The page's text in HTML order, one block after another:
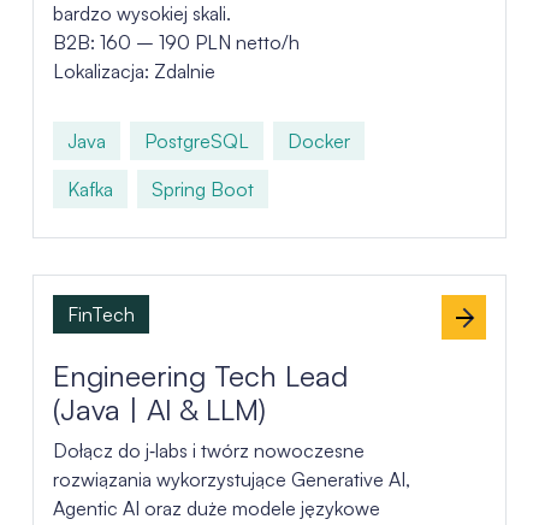
bardzo wysokiej skali.
B2B: 160 – 190 PLN netto/h
Lokalizacja: Zdalnie
Java PostgreSQL
Docker
Kafka
Spring Boot
Engineering Tech Lead
(Java | AI & LLM)
Dołącz do j‑labs i twórz nowoczesne
rozwiązania wykorzystujące Generative AI,
Agentic AI oraz duże modele językowe
FinTech